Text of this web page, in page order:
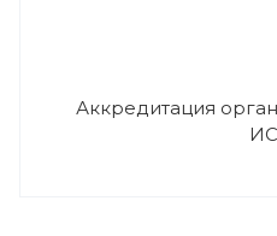
Аккредитация